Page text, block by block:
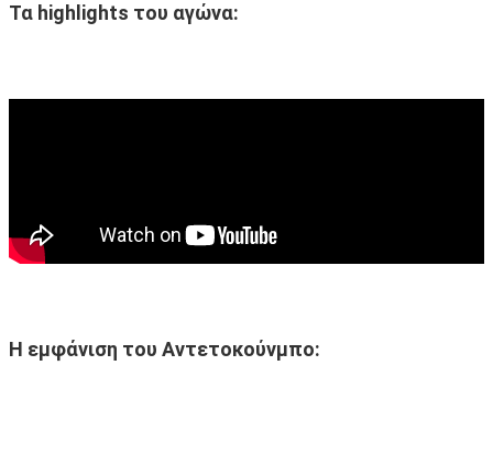
Τα highlights του αγώνα:
H εμφάνιση του Αντετοκούνμπο: